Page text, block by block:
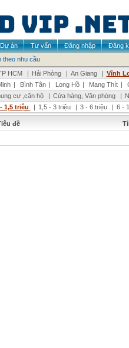
Dự án Tư vấn Đăng nhập Đăng
theo nhu cầu
HCM | Hải Phòng | An Giang | Vĩnh
| Bình Tân | Long Hồ | Mang Thít |
cư ,căn hộ | Cửa hàng, Văn phòng |
1,5 triệu | 1,5 - 3 triệu | 3 - 6 triệu | 6 -
đề